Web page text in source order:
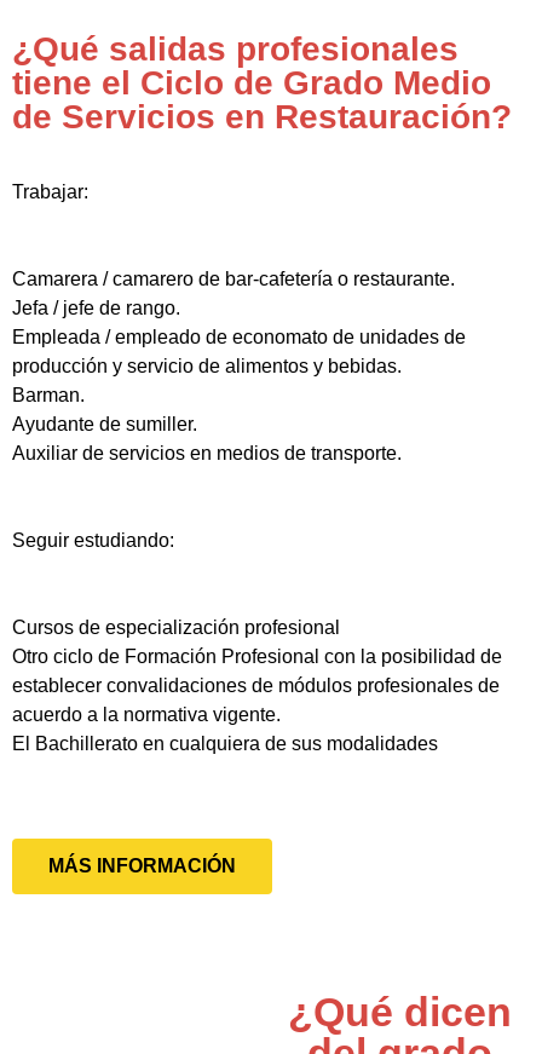
¿Qué salidas profesionales
tiene el Ciclo de Grado Medio
de Servicios en Restauración?
Trabajar:
Camarera / camarero de bar-cafetería o restaurante.
Jefa / jefe de rango.
Empleada / empleado de economato de unidades de
producción y servicio de alimentos y bebidas.
Barman.
Ayudante de sumiller.
Auxiliar de servicios en medios de transporte.
Seguir estudiando:
Cursos de especialización profesional
Otro ciclo de Formación Profesional con la posibilidad de
establecer convalidaciones de módulos profesionales de
acuerdo a la normativa vigente.
El Bachillerato en cualquiera de sus modalidades
MÁS INFORMACIÓN
¿Qué dicen